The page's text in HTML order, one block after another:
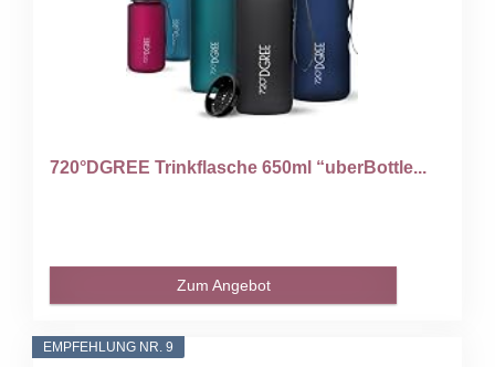
720°DGREE Trinkflasche 650ml “uberBottle...
Zum Angebot
EMPFEHLUNG NR. 9